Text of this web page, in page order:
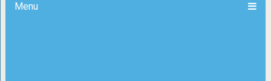
Menu